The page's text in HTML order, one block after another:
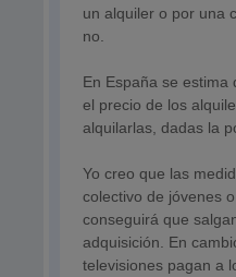
un alquiler o por una
no.
En España se
el precio de los
alquilarlas, dadas la
Yo creo que las
colectivo de jóvenes
conseguirá que
adquisición. En
televisiones pagan a